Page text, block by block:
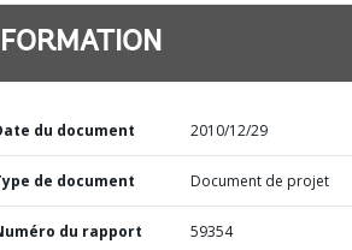
du document 2010/12/29
de document Document de projet
du rapport 59354